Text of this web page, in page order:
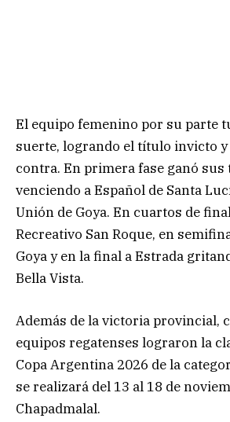
El equipo femenino por su parte
suerte, logrando el título invicto
contra. En primera fase ganó sus
venciendo a Español de Santa
Unión de Goya. En cuartos de
Recreativo San Roque, en
Goya y en la final a Estrada
Bella Vista.
Además de la victoria provincial,
equipos regatenses lograron la
Copa Argentina 2026 de la
se realizará del 13 al 18 de
Chapadmalal.